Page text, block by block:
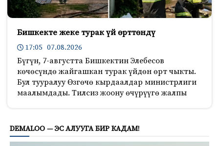
Бишкекте жеке турак үй өрттөндү
17:05 07.08.2026
Бүгүн, 7-августта Бишкектин Элебесов
көчөсүндө жайгашкан турак үйдөн өрт чыкты.
Бул тууралуу Өзгөчө кырдаалдар министрлиги
маалымдады. Тилсиз жоону өчүрүүгө жалпы
DEMALOO — ЭС АЛУУГА БИР КАДАМ!